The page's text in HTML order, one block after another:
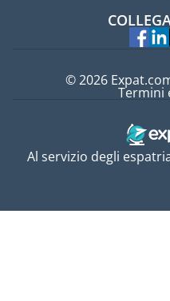
Al servizio degli
© 2026
Termini